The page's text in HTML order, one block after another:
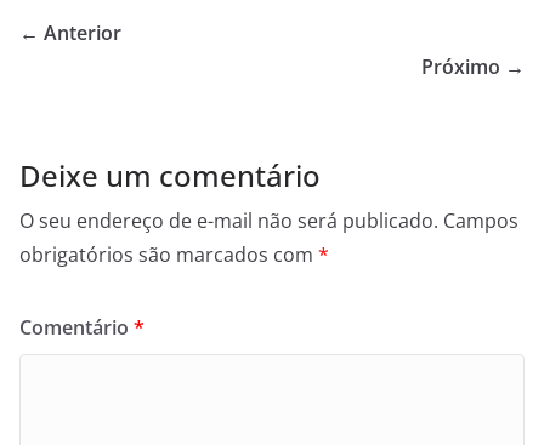
e
k
← Anterior
Próximo →
Deixe um comentário
O seu endereço de e-mail não será publicado. Campos
obrigatórios são marcados com *
Comentário *